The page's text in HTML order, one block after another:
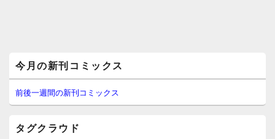
イ
ン
サ
イ
今月の新刊コミックス
前後一週間の新刊コミックス
タグクラウド